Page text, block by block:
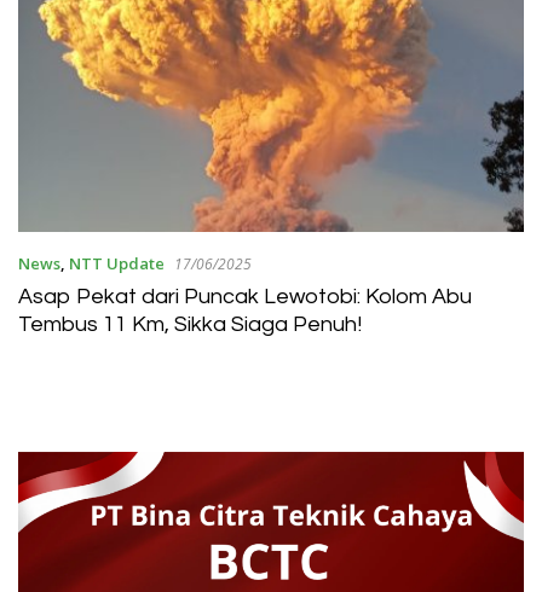
News, NTT Update 17/06/2025
Asap Pekat dari Puncak Lewotobi: Kolom Abu
Tembus 11 Km, Sikka Siaga Penuh!